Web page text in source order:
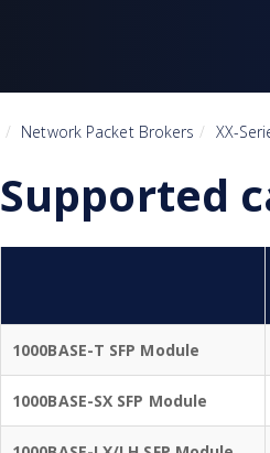
Home
Network Packet Brokers XX-
Supported
1000BASE-T SFP Module
1000BASE-SX SFP Module